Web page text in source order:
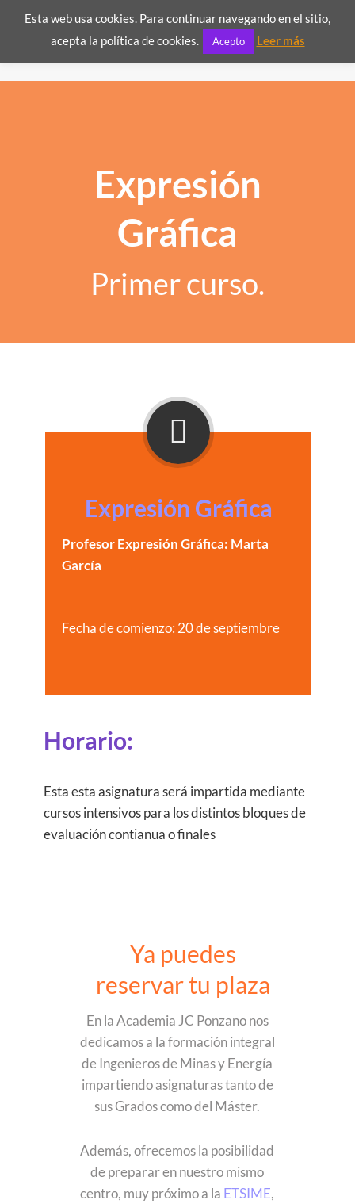

Expresión
Gráfica
Primer curso.
Expresión Gráfica
Profesor Expresión Gráfica: Marta
García
Fecha de comienzo: 20 de septiembre
Horario:
Esta esta asignatura será impartida mediante
cursos intensivos para los distintos bloques de
evaluación contianua o finales
Ya puedes
reservar tu plaza
En la Academia JC Ponzano nos
dedicamos a la formación integral
de Ingenieros de Minas y Energía
impartiendo asignaturas tanto de
sus Grados como del Máster.
Además, ofrecemos la posibilidad
de preparar en nuestro mismo
centro, muy próximo a la ETSIME,
Esta web usa cookies. Para continuar navegando en el sitio,
acepta la política de cookies.
Acepto Leer más